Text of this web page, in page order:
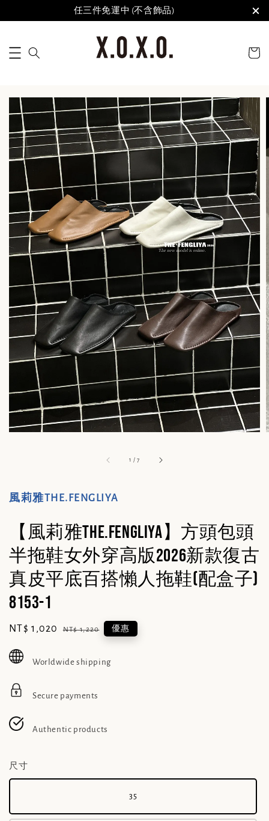
任三件免運中 (不含飾品)
1 /7
風莉雅THE.FENGLIYA
【風莉雅THE.FENGLIYA】方頭包頭
半拖鞋女外穿高版2026新款復古
真皮平底百搭懶人拖鞋(配盒子)
8153-1
Sale
NT$ 1,020 Regular
NT$ 1,220 優惠
Worldwide shipping
Secure payments
Authentic products
尺寸
35